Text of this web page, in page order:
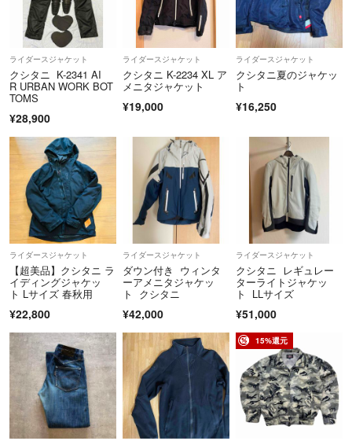
ライダースジャケット
クシタニ K-2341 AI
R URBAN WORK BOT
TOMS
¥28,900
ライダースジャケット
クシタニ K-2234 XL ア
メニタジャケット
¥19,000
ライダースジャケット
クシタニ夏のジャケッ
ト
¥16,250
ライダースジャケット
【超美品】クシタニ ラ
イディングジャケッ
ト Lサイズ 春秋用
¥22,800
ライダースジャケット
ダウン付き ウィンタ
ーアメニタジャケッ
ト クシタニ
¥42,000
ライダースジャケット
クシタニ レギュレー
ターライトジャケッ
ト LLサイズ
¥51,000
15%還元